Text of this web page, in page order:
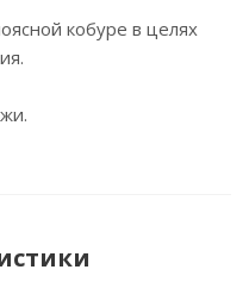
кобуре в целях